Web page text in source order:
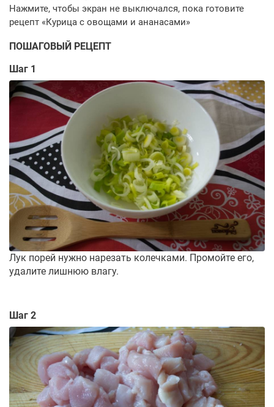
ПОШАГОВЫЙ РЕЦЕПТ
Шаг 1
Лук порей нужно нарезать колечками. Промойте его,
удалите лишнюю влагу.
Шаг 2